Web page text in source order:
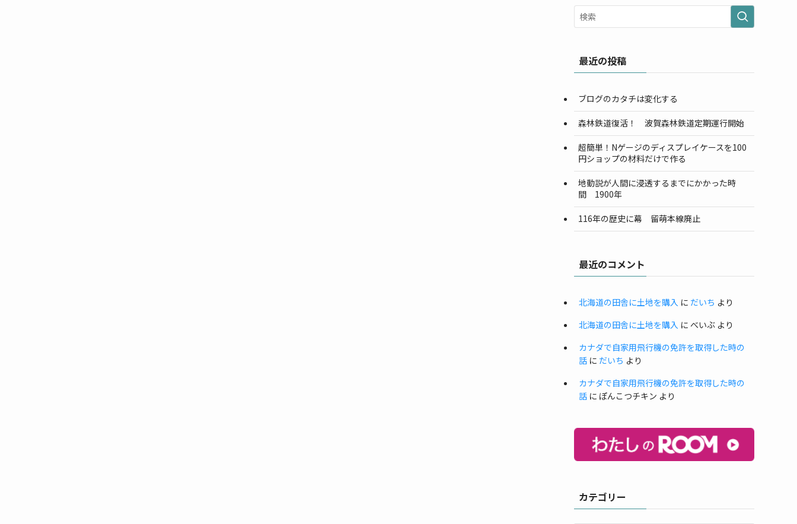
最近の投稿
ブログのカタチは変化する
森林鉄道復活！ 波賀森林鉄道定期運行開始
超簡単！Nゲージのディスプレイケースを100
円ショップの材料だけで作る
地動説が人間に浸透するまでにかかった時
間 1900年
116年の歴史に幕 留萌本線廃止
最近のコメント
北海道の田舎に土地を購入 に だいち より
北海道の田舎に土地を購入 に べいぶ より
カナダで自家用飛行機の免許を取得した時の
話 に だいち より
カナダで自家用飛行機の免許を取得した時の
話 に ぽんこつチキン より
カテゴリー